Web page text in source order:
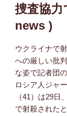
捜査協力
news )
ウクライナで
への厳しい批
な姿で記者団
ロシア人ジャ
（41）は29日
で射殺された